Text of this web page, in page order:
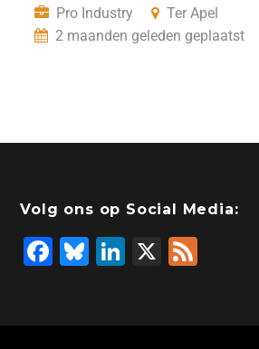
Pro Industry
Ter Apel
2 maanden geleden geplaatst
Volg ons op Social Media:
F
Bl
Li X